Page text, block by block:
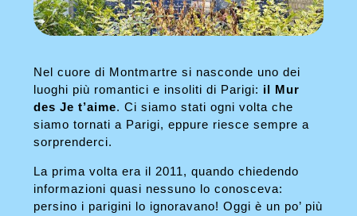
Nel cuore di Montmartre si nasconde uno dei
luoghi più romantici e insoliti di Parigi: il Mur
des Je t’aime. Ci siamo stati ogni volta che
siamo tornati a Parigi, eppure riesce sempre a
sorprenderci.
La prima volta era il 2011, quando chiedendo
informazioni quasi nessuno lo conosceva:
persino i parigini lo ignoravano! Oggi è un po’ più